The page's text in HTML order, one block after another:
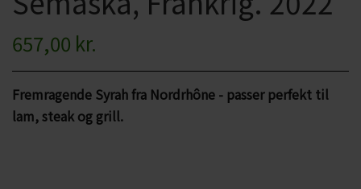
CHARDONNAY
PINOT NOIR
CIDER
657,00 kr.
Fremragende Syrah fra Nordrhône - passer perfekt til
lam, steak og grill.